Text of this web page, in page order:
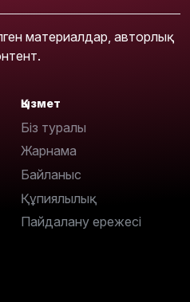
материалдар, авторлық
Қызмет
Біз туралы
Жарнама
Байланыс
Құпиялылық
Пайдалану ережесі